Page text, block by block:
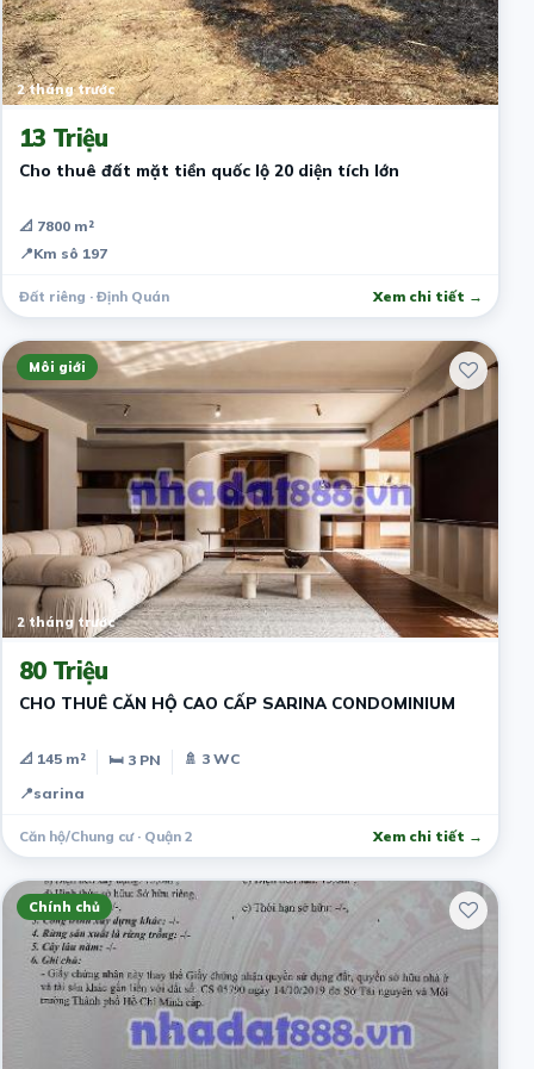
2 tháng trước
13 Triệu
Cho thuê đất mặt tiền quốc lộ 20 diện tích lớn
📐 7800 m²
📍Km sô 197
Đất riêng · Định Quán Xem chi tiết →
Môi giới
2 tháng trước
80 Triệu
CHO THUÊ CĂN HỘ CAO CẤP SARINA CONDOMINIUM
📐 145 m² 🛏 3 PN
🚿 3 WC
📍sarina
Căn hộ/Chung cư · Quận 2 Xem chi tiết →
Chính chủ